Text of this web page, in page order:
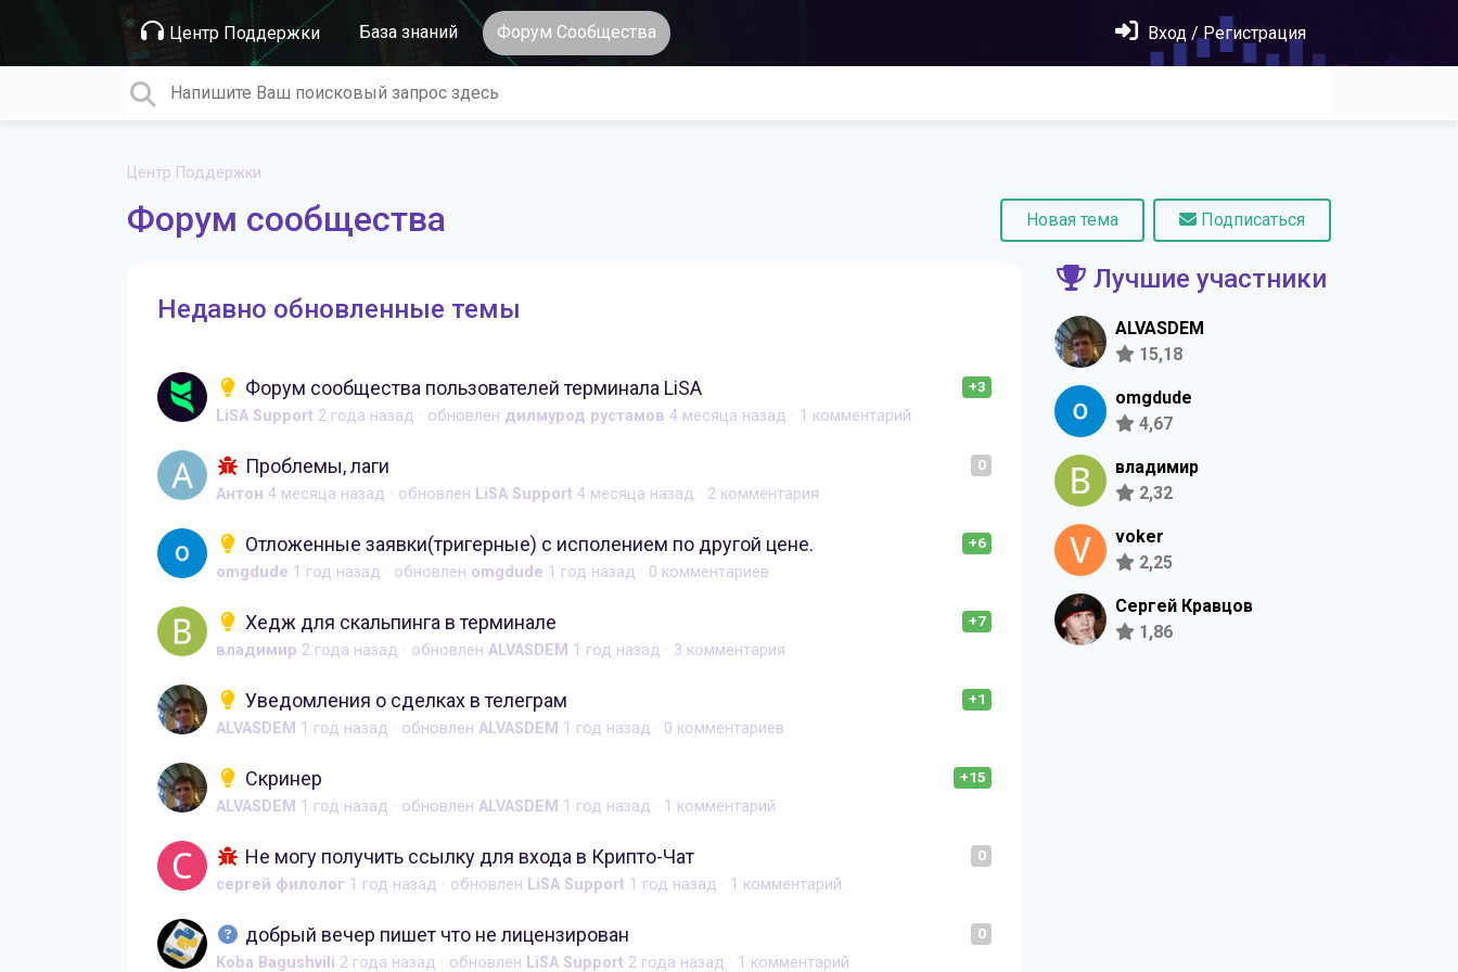
Центр Поддержки База знаний Форум Сообщества Вход / Регистрация
Центр Поддержки
Форум сообщества Новая тема Подписаться
Недавно обновленные темы
+3
Форум сообщества пользователей терминала LiSA
LiSA Support 2 года назад обновлен дилмурод рустамов 4 месяца назад 1 комментарий
0
Проблемы, лаги
Антон 4 месяца назад обновлен LiSA Support 4 месяца назад 2 комментария
+6
Отложенные заявки(тригерные) с исполением по другой цене.
omgdude 1 год назад обновлен omgdude 1 год назад 0 комментариев
+7
Хедж для скальпинга в терминале
владимир 2 года назад обновлен ALVASDEM 1 год назад 3 комментария
+1
Уведомления о сделках в телеграм
ALVASDEM 1 год назад обновлен ALVASDEM 1 год назад 0 комментариев
+15
Скринер
ALVASDEM 1 год назад обновлен ALVASDEM 1 год назад 1 комментарий
0
Не могу получить ссылку для входа в Крипто-Чат
сергей филолог 1 год назад обновлен LiSA Support 1 год назад 1 комментарий
0
добрый вечер пишет что не лицензирован
Koba Bagushvili 2 года назад обновлен LiSA Support 2 года назад 1 комментарий
Лучшие участники
ALVASDEM
15,18
omgdude
4,67
владимир
2,32
voker
2,25
Сергей Кравцов
1,86